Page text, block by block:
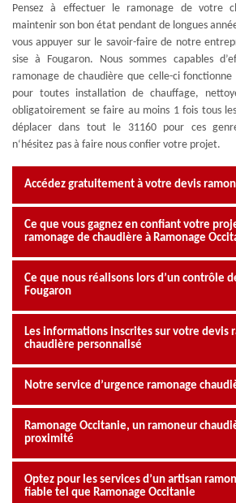
Pensez à effectuer le ramonage de votre
maintenir son bon état pendant de longues
vous appuyer sur le savoir-faire de notre
sise à Fougaron. Nous sommes capables
ramonage de chaudière que celle-ci
pour toutes installation de chauffage,
obligatoirement se faire au moins 1 fois tous
déplacer dans tout le 31160 pour ces
n‘hésitez pas à faire nous confier votre projet.
Accédez gratuitement à votre devis
Ce que vous gagnez en confiant votre
ramonage de chaudière à Ramonage
Ce que nous réalisons lors d’un contrôle
Fougaron
Les informations inscrites sur votre devis
chaudière personnalisé
Notre service d’urgence ramonage
Ramonage Occitanie, un ramoneur
proximité
Optez pour les services d’un artisan
fiable tel que Ramonage Occitanie